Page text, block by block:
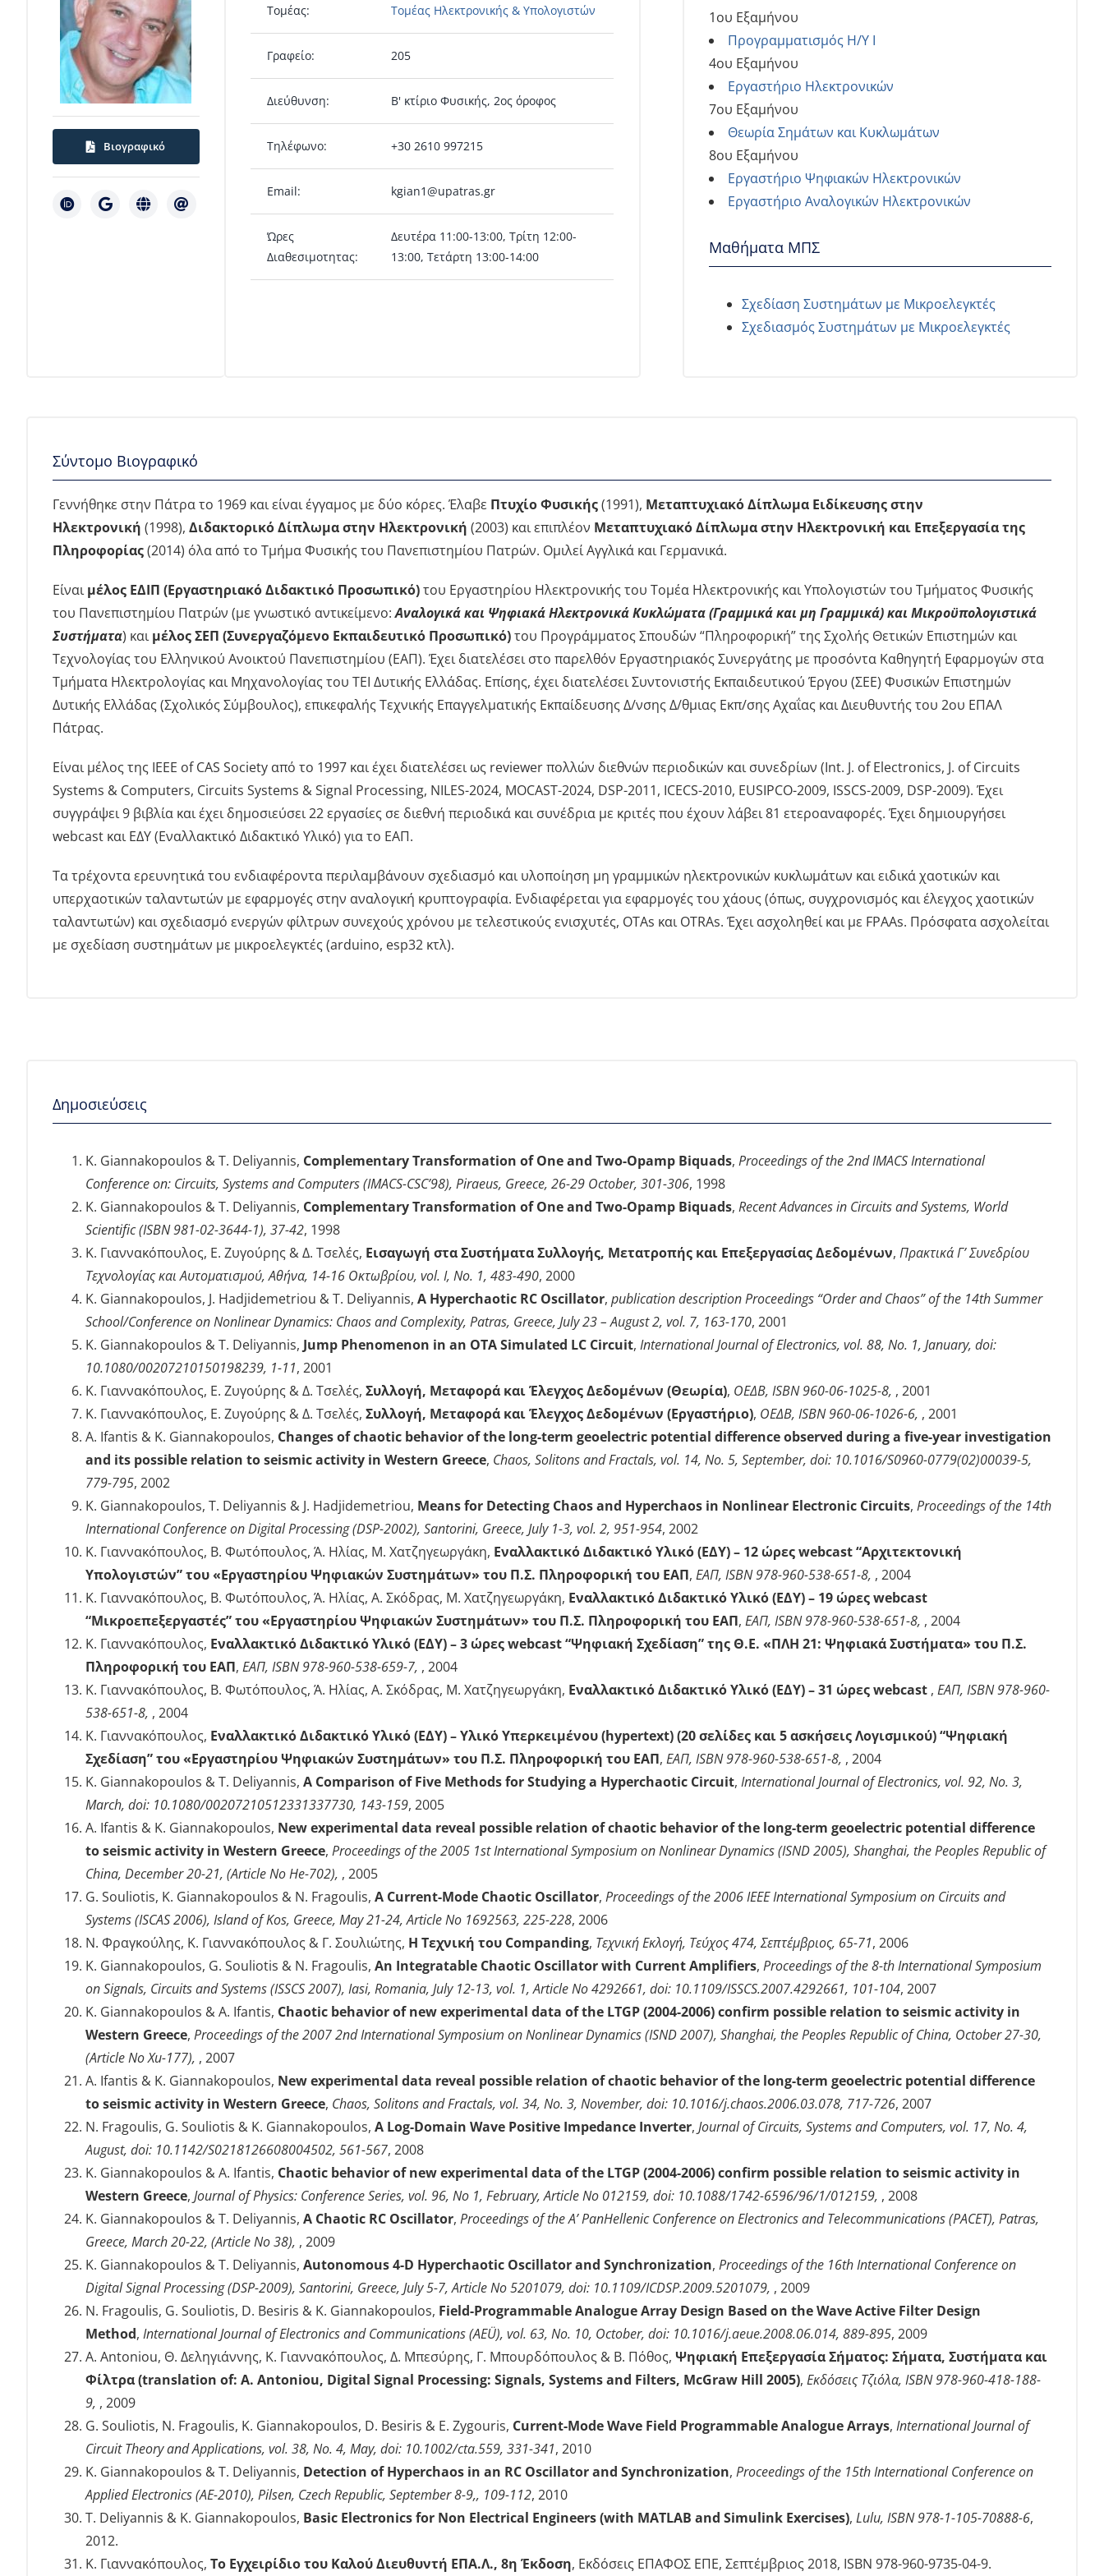
Βιογραφικό
Τομέας: Τομέας Ηλεκτρονικής & Υπολογιστών
Γραφείο: 205
Διεύθυνση: Β' κτίριο Φυσικής, 2ος όροφος
Τηλέφωνο: +30 2610 997215
Email: kgian1@upatras.gr
Ώρες
Διαθεσιμοτητας:
Δευτέρα 11:00-13:00, Τρίτη 12:00-
13:00, Τετάρτη 13:00-14:00
1ου Εξαμήνου
Προγραμματισμός Η/Υ Ι
4ου Εξαμήνου
Εργαστήριο Ηλεκτρονικών
7ου Εξαμήνου
Θεωρία Σημάτων και Κυκλωμάτων
8ου Εξαμήνου
Εργαστήριο Ψηφιακών Ηλεκτρονικών
Εργαστήριο Αναλογικών Ηλεκτρονικών
Μαθήματα ΜΠΣ
Σχεδίαση Συστημάτων με Μικροελεγκτές
Σχεδιασμός Συστημάτων με Μικροελεγκτές
Σύντομο Βιογραφικό
Γεννήθηκε στην Πάτρα το 1969 και είναι έγγαμος με δύο κόρες. Έλαβε Πτυχίο Φυσικής(1991), Μεταπτυχιακό Δίπλωμα Ειδίκευσης στην
Ηλεκτρονική (1998), Διδακτορικό Δίπλωμα στην Ηλεκτρονική (2003) και επιπλέον Μεταπτυχιακό Δίπλωμα στην Ηλεκτρονική και Επεξεργασία της
Πληροφορίας(2014) όλα από το Τμήμα Φυσικής του Πανεπιστημίου Πατρών. Ομιλεί Αγγλικά και Γερμανικά.
Είναιμέλος ΕΔΙΠ (Εργαστηριακό Διδακτικό Προσωπικό)του Εργαστηρίου Ηλεκτρονικής του Τομέα Ηλεκτρονικής και Υπολογιστών του Τμήματος Φυσικής
του Πανεπιστημίου Πατρών (με γνωστικό αντικείμενο:Αναλογικά και Ψηφιακά Ηλεκτρονικά Κυκλώματα (Γραμμικά και μη Γραμμικά) και Μικροϋπολογιστικά
Συστήματα) καιμέλος ΣΕΠ (Συνεργαζόμενο Εκπαιδευτικό Προσωπικό)του Προγράμματος Σπουδών “Πληροφορική” της Σχολής Θετικών Επιστημών και
Τεχνολογίας του Ελληνικού Ανοικτού Πανεπιστημίου (ΕΑΠ). Έχει διατελέσει στο παρελθόν Εργαστηριακός Συνεργάτης με προσόντα Καθηγητή Εφαρμογών στα
Τμήματα Ηλεκτρολογίας και Μηχανολογίας του ΤΕΙ Δυτικής Ελλάδας. Επίσης, έχει διατελέσει Συντονιστής Εκπαιδευτικού Έργου (ΣΕΕ) Φυσικών Επιστημών
Δυτικής Ελλάδας (Σχολικός Σύμβουλος), επικεφαλής Τεχνικής Επαγγελματικής Εκπαίδευσης Δ/νσης Δ/θμιας Εκπ/σης Αχαΐας και Διευθυντής του 2ου ΕΠΑΛ
Πάτρας.
Είναι μέλος της IEEE of CAS Society από το 1997 και έχει διατελέσει ως reviewer πολλών διεθνών περιοδικών και συνεδρίων (Int. J. of Electronics, J. of Circuits
Systems & Computers, Circuits Systems & Signal Processing, NILES-2024, MOCAST-2024, DSP-2011, ICECS-2010, EUSIPCO-2009, ISSCS-2009, DSP-2009). Έχει
συγγράψει 9 βιβλία και έχει δημοσιεύσει 22 εργασίες σε διεθνή περιοδικά και συνέδρια με κριτές που έχουν λάβει 81 ετεροαναφορές. Έχει δημιουργήσει
webcast και ΕΔΥ (Εναλλακτικό Διδακτικό Υλικό) για το ΕΑΠ.
Τα τρέχοντα ερευνητικά του ενδιαφέροντα περιλαμβάνουν σχεδιασμό και υλοποίηση μη γραμμικών ηλεκτρονικών κυκλωμάτων και ειδικά χαοτικών και
υπερχαοτικών ταλαντωτών με εφαρμογές στην αναλογική κρυπτογραφία. Ενδιαφέρεται για εφαρμογές του χάους (όπως, συγχρονισμός και έλεγχος χαοτικών
ταλαντωτών) και σχεδιασμό ενεργών φίλτρων συνεχούς χρόνου με τελεστικούς ενισχυτές, OTAs και OTRAs. Έχει ασχοληθεί και με FPAAs. Πρόσφατα ασχολείται
με σχεδίαση συστημάτων με μικροελεγκτές (arduino, esp32 κτλ).
Δημοσιεύσεις
K. Giannakopoulos & T. Deliyannis, Complementary Transformation of One and Two-Opamp Biquads, Proceedings of the 2nd IMACS International
Conference on: Circuits, Systems and Computers (IMACS-CSC’98), Piraeus, Greece, 26-29 October, 301-306, 1998
K. Giannakopoulos & T. Deliyannis, Complementary Transformation of One and Two-Opamp Biquads, Recent Advances in Circuits and Systems, World
Scientific (ISBN 981-02-3644-1), 37-42, 1998
Κ. Γιαννακόπουλος, Ε. Ζυγούρης & Δ. Τσελές, Εισαγωγή στα Συστήματα Συλλογής, Μετατροπής και Επεξεργασίας Δεδομένων, Πρακτικά Γ’ Συνεδρίου
Τεχνολογίας και Αυτοματισμού, Αθήνα, 14-16 Οκτωβρίου, vol. I, No. 1, 483-490, 2000
K. Giannakopoulos, J. Hadjidemetriou & T. Deliyannis, A Hyperchaotic RC Oscillator, publication description Proceedings “Order and Chaos” of the 14th Summer
School/Conference on Nonlinear Dynamics: Chaos and Complexity, Patras, Greece, July 23 – August 2, vol. 7, 163-170, 2001
K. Giannakopoulos & T. Deliyannis, Jump Phenomenon in an OTA Simulated LC Circuit, International Journal of Electronics, vol. 88, No. 1, January, doi:
10.1080/00207210150198239, 1-11, 2001
Κ. Γιαννακόπουλος, Ε. Ζυγούρης & Δ. Τσελές, Συλλογή, Μεταφορά και Έλεγχος Δεδομένων (Θεωρία), ΟΕΔΒ, ISBN 960-06-1025-8, , 2001
Κ. Γιαννακόπουλος, Ε. Ζυγούρης & Δ. Τσελές, Συλλογή, Μεταφορά και Έλεγχος Δεδομένων (Εργαστήριο), ΟΕΔΒ, ISBN 960-06-1026-6, , 2001
A. Ifantis & K. Giannakopoulos, Changes of chaotic behavior of the long-term geoelectric potential difference observed during a five-year investigation
and its possible relation to seismic activity in Western Greece, Chaos, Solitons and Fractals, vol. 14, No. 5, September, doi: 10.1016/S0960-0779(02)00039-5,
779-795, 2002
K. Giannakopoulos, T. Deliyannis & J. Hadjidemetriou, Means for Detecting Chaos and Hyperchaos in Nonlinear Electronic Circuits, Proceedings of the 14th
International Conference on Digital Processing (DSP-2002), Santorini, Greece, July 1-3, vol. 2, 951-954, 2002
Κ. Γιαννακόπουλος, Β. Φωτόπουλος, Ά. Ηλίας, Μ. Χατζηγεωργάκη, Εναλλακτικό Διδακτικό Υλικό (ΕΔΥ) – 12 ώρες webcast “Αρχιτεκτονική
Υπολογιστών” του «Εργαστηρίου Ψηφιακών Συστημάτων» του Π.Σ. Πληροφορική του ΕΑΠ, ΕΑΠ, ISBN 978-960-538-651-8, , 2004
Κ. Γιαννακόπουλος, Β. Φωτόπουλος, Ά. Ηλίας, Α. Σκόδρας, Μ. Χατζηγεωργάκη, Εναλλακτικό Διδακτικό Υλικό (ΕΔΥ) – 19 ώρες webcast
“Μικροεπεξεργαστές” του «Εργαστηρίου Ψηφιακών Συστημάτων» του Π.Σ. Πληροφορική του ΕΑΠ, ΕΑΠ, ISBN 978-960-538-651-8, , 2004
Κ. Γιαννακόπουλος, Εναλλακτικό Διδακτικό Υλικό (ΕΔΥ) – 3 ώρες webcast “Ψηφιακή Σχεδίαση” της Θ.Ε. «ΠΛΗ 21: Ψηφιακά Συστήματα» του Π.Σ.
Πληροφορική του ΕΑΠ, ΕΑΠ, ISBN 978-960-538-659-7, , 2004
Κ. Γιαννακόπουλος, Β. Φωτόπουλος, Ά. Ηλίας, Α. Σκόδρας, Μ. Χατζηγεωργάκη, Εναλλακτικό Διδακτικό Υλικό (ΕΔΥ) – 31 ώρες webcast , ΕΑΠ, ISBN 978-960-
538-651-8, , 2004
Κ. Γιαννακόπουλος, Εναλλακτικό Διδακτικό Υλικό (ΕΔΥ) – Υλικό Υπερκειμένου (hypertext) (20 σελίδες και 5 ασκήσεις Λογισμικού) “Ψηφιακή
Σχεδίαση” του «Εργαστηρίου Ψηφιακών Συστημάτων» του Π.Σ. Πληροφορική του ΕΑΠ, ΕΑΠ, ISBN 978-960-538-651-8, , 2004
K. Giannakopoulos & T. Deliyannis, A Comparison of Five Methods for Studying a Hyperchaotic Circuit, International Journal of Electronics, vol. 92, No. 3,
March, doi: 10.1080/00207210512331337730, 143-159, 2005
A. Ifantis & K. Giannakopoulos, New experimental data reveal possible relation of chaotic behavior of the long-term geoelectric potential difference
to seismic activity in Western Greece, Proceedings of the 2005 1st International Symposium on Nonlinear Dynamics (ISND 2005), Shanghai, the Peoples Republic of
China, December 20-21, (Article No He-702), , 2005
G. Souliotis, K. Giannakopoulos & N. Fragoulis, A Current-Mode Chaotic Oscillator, Proceedings of the 2006 IEEE International Symposium on Circuits and
Systems (ISCAS 2006), Island of Kos, Greece, May 21-24, Article No 1692563, 225-228, 2006
Ν. Φραγκούλης, Κ. Γιαννακόπουλος & Γ. Σουλιώτης, Η Τεχνική του Companding, Τεχνική Εκλογή, Τεύχος 474, Σεπτέμβριος, 65-71, 2006
K. Giannakopoulos, G. Souliotis & N. Fragoulis, An Integratable Chaotic Oscillator with Current Amplifiers, Proceedings of the 8-th International Symposium
on Signals, Circuits and Systems (ISSCS 2007), Iasi, Romania, July 12-13, vol. 1, Article No 4292661, doi: 10.1109/ISSCS.2007.4292661, 101-104, 2007
K. Giannakopoulos & A. Ifantis, Chaotic behavior of new experimental data of the LTGP (2004-2006) confirm possible relation to seismic activity in
Western Greece, Proceedings of the 2007 2nd International Symposium on Nonlinear Dynamics (ISND 2007), Shanghai, the Peoples Republic of China, October 27-30,
(Article No Xu-177), , 2007
A. Ifantis & K. Giannakopoulos, New experimental data reveal possible relation of chaotic behavior of the long-term geoelectric potential difference
to seismic activity in Western Greece, Chaos, Solitons and Fractals, vol. 34, No. 3, November, doi: 10.1016/j.chaos.2006.03.078, 717-726, 2007
N. Fragoulis, G. Souliotis & K. Giannakopoulos, A Log-Domain Wave Positive Impedance Inverter, Journal of Circuits, Systems and Computers, vol. 17, No. 4,
August, doi: 10.1142/S0218126608004502, 561-567, 2008
K. Giannakopoulos & A. Ifantis, Chaotic behavior of new experimental data of the LTGP (2004-2006) confirm possible relation to seismic activity in
Western Greece, Journal of Physics: Conference Series, vol. 96, No 1, February, Article No 012159, doi: 10.1088/1742-6596/96/1/012159, , 2008
K. Giannakopoulos & T. Deliyannis, A Chaotic RC Oscillator, Proceedings of the A’ PanHellenic Conference on Electronics and Telecommunications (PACET), Patras,
Greece, March 20-22, (Article No 38), , 2009
K. Giannakopoulos & T. Deliyannis, Autonomous 4-D Hyperchaotic Oscillator and Synchronization, Proceedings of the 16th International Conference on
Digital Signal Processing (DSP-2009), Santorini, Greece, July 5-7, Article No 5201079, doi: 10.1109/ICDSP.2009.5201079, , 2009
N. Fragoulis, G. Souliotis, D. Besiris & K. Giannakopoulos, Field-Programmable Analogue Array Design Based on the Wave Active Filter Design
Method, International Journal of Electronics and Communications (AEÜ), vol. 63, No. 10, October, doi: 10.1016/j.aeue.2008.06.014, 889-895, 2009
A. Antoniou, Θ. Δεληγιάννης, Κ. Γιαννακόπουλος, Δ. Μπεσύρης, Γ. Μπουρδόπουλος & Β. Πόθος, Ψηφιακή Επεξεργασία Σήματος: Σήματα, Συστήματα και
Φίλτρα (translation of: Α. Antoniou, Digital Signal Processing: Signals, Systems and Filters, McGraw Hill 2005), Εκδόσεις Τζιόλα, ISBN 978-960-418-188-
9, , 2009
G. Souliotis, N. Fragoulis, K. Giannakopoulos, D. Besiris & E. Zygouris, Current-Mode Wave Field Programmable Analogue Arrays, International Journal of
Circuit Theory and Applications, vol. 38, No. 4, May, doi: 10.1002/cta.559, 331-341, 2010
K. Giannakopoulos & T. Deliyannis, Detection of Hyperchaos in an RC Oscillator and Synchronization, Proceedings of the 15th International Conference on
Applied Electronics (AE-2010), Pilsen, Czech Republic, September 8-9,, 109-112, 2010
T. Deliyannis & K. Giannakopoulos, Basic Electronics for Non Electrical Engineers (with MATLAB and Simulink Exercises), Lulu, ISBN 978-1-105-70888-6,
2012.
Κ. Γιαννακόπουλος, Το Εγχειρίδιο του Καλού Διευθυντή ΕΠΑ.Λ., 8η Έκδοση, Εκδόσεις ΕΠΑΦΟΣ ΕΠΕ, Σεπτέμβριος 2018, ISBN 978-960-9735-04-9.